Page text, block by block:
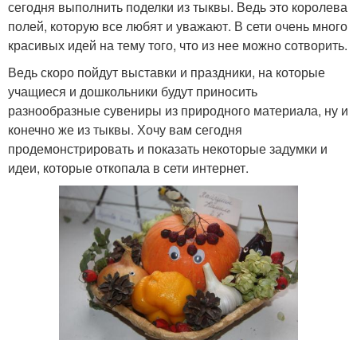
сегодня выполнить поделки из тыквы. Ведь это королева
полей, которую все любят и уважают. В сети очень много
красивых идей на тему того, что из нее можно сотворить.
Ведь скоро пойдут выставки и праздники, на которые
учащиеся и дошкольники будут приносить
разнообразные сувениры из природного материала, ну и
конечно же из тыквы. Хочу вам сегодня
продемонстрировать и показать некоторые задумки и
идеи, которые откопала в сети интернет.